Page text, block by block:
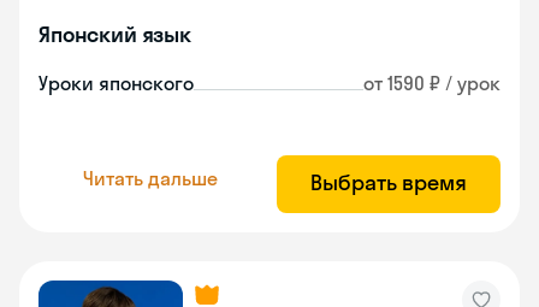
Японский язык
Уроки японского от 1590 ₽ / урок
Читать дальше Выбрать время